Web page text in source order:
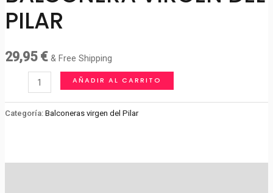
PILAR
29,95 € & Free Shipping
BALCONERA
VIRGEN
DEL
AÑADIR AL CARRITO
Categoría: Balconeras virgen del Pilar